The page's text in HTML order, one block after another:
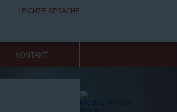
LEICHTE SPRACHE
KONTAKT